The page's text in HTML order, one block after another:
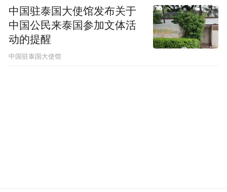
中国驻泰国大使馆发布关于
中国公民来泰国参加文体活
动的提醒
中国驻泰国大使馆